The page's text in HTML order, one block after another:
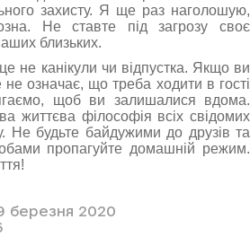
захисту. Я ще раз наголошую,
Не ставте під загрозу своє
близьких.
не канікули чи відпустка. Якщо ви
означає, що треба ходити в гості
щоб ви залишалися вдома.
життєва філософія всіх свідомих
Не будьте байдужими до друзів та
пропагуйте домашній режим.
березня 2020